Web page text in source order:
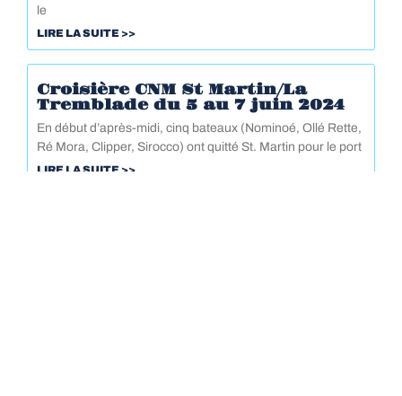
le
LIRE LA SUITE >>
Croisière CNM St Martin/La
Tremblade du 5 au 7 juin 2024
En début d’après-midi, cinq bateaux (Nominoé, Ollé Rette,
Ré Mora, Clipper, Sirocco) ont quitté St. Martin pour le port
LIRE LA SUITE >>